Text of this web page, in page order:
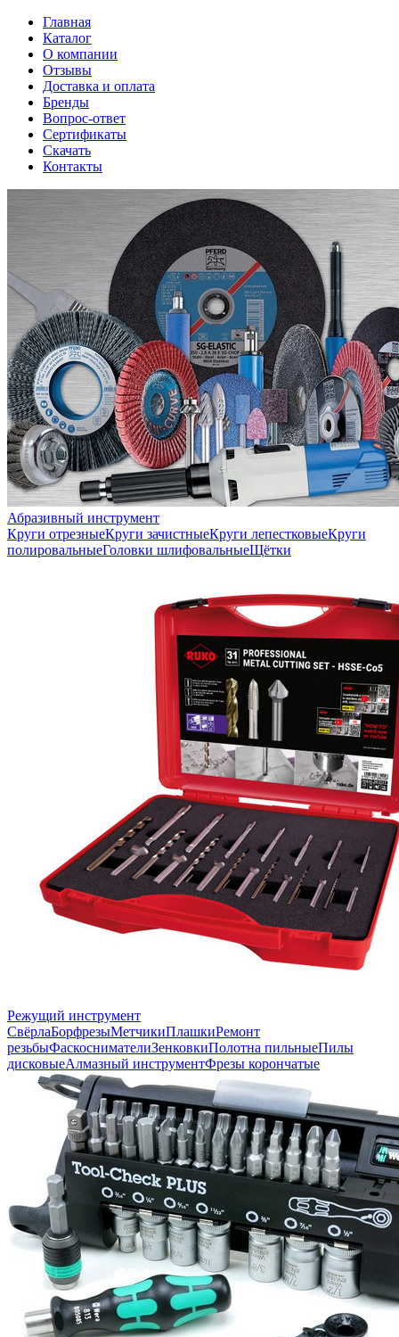
Главная
Каталог
О компании
Отзывы
Доставка и оплата
Бренды
Вопрос-ответ
Сертификаты
Скачать
Контакты
Абразивный инструмент
Круги отрезныеКруги зачистныеКруги лепестковыеКруги
полировальныеГоловки шлифовальныеЩётки
Режущий инструмент
СвёрлаБорфрезыМетчикиПлашкиРемонт
резьбыФаскоснимателиЗенковкиПолотна пильныеПилы
дисковыеАлмазный инструментФрезы корончатые